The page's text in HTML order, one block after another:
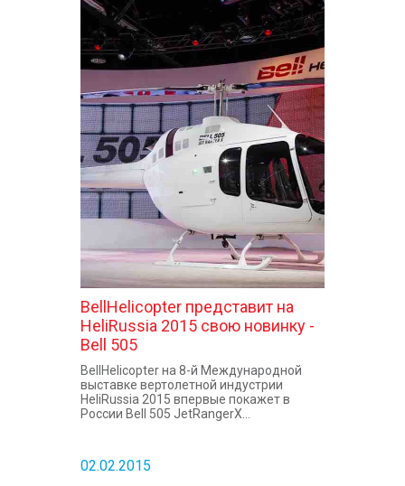
BellHelicopter представит на
HeliRussia 2015 свою новинку -
Bell 505
BellHelicopter на 8-й Международной
выставке вертолетной индустрии
HeliRussia 2015 впервые покажет в
России Bell 505 JetRangerX...
02.02.2015